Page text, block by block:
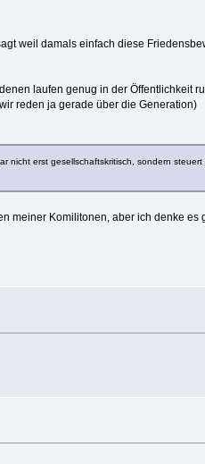
weil damals einfach diese
laufen genug in der Öffentlichkeit
reden ja gerade über die Generation)
nicht erst gesellschaftskritisch, sondern
meiner Komilitonen, aber ich denke